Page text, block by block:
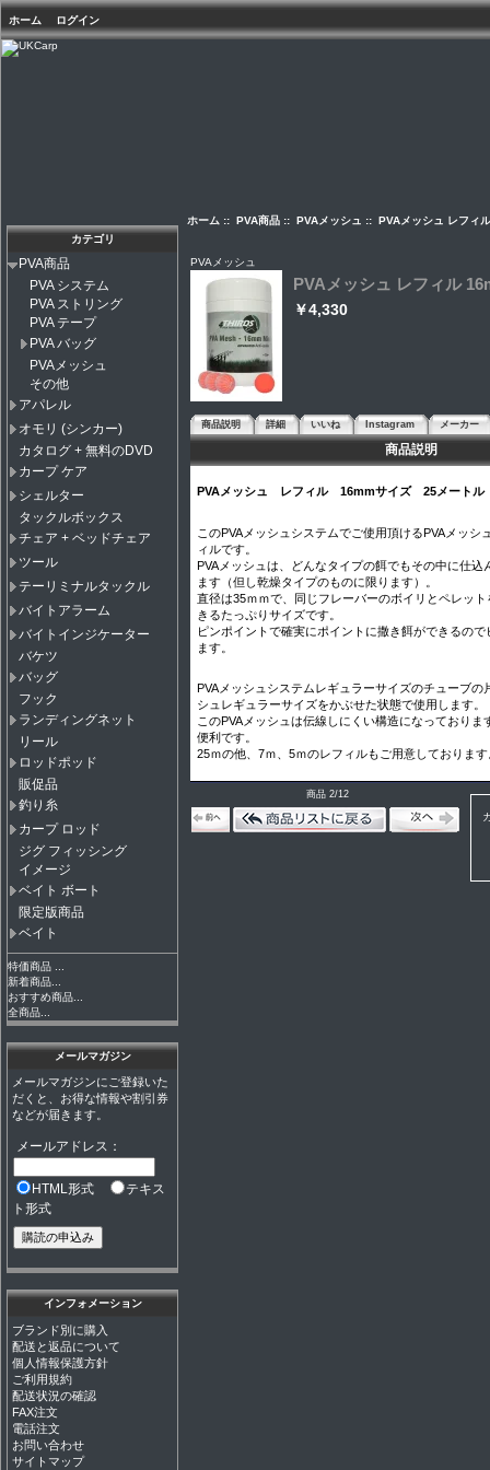
ホーム ログイン
カテゴリ
PVA商品
PVA システム
PVA ストリング
PVA テープ
PVA バッグ
PVAメッシュ
その他
アパレル
オモリ (シンカー)
カタログ + 無料のDVD
カープ ケア
シェルター
タックルボックス
チェア + ベッドチェア
ツール
テーリミナルタックル
バイトアラーム
バイトインジケーター
バケツ
バッグ
フック
ランディングネット
リール
ロッドポッド
販促品
釣り糸
カープ ロッド
ジグ フィッシング
イメージ
ベイト ボート
限定版商品
ベイト
特価商品 ...
新着商品...
おすすめ商品...
全商品...
メールマガジン
メールマガジンにご登録いた
だくと、お得な情報や割引券
などが届きます。
メールアドレス：
HTML形式
テキス
ト形式
インフォメーション
ブランド別に購入
配送と返品について
個人情報保護方針
ご利用規約
配送状況の確認
FAX注文
電話注文
お問い合わせ
サイトマップ
ホーム :: PVA商品:: PVAメッシュ :: PVAメッシュ レフィ
PVAメッシュ
PVAメッシュ レフィル
￥4,330
商品説明 詳細 いいね Instagram メーカー
商品説明
PVAメッシュ レフィル 16mmサイズ 25メートル
このPVAメッシュシステムでご使用頂けるPVAメッシ
ィルです。
PVAメッシュは、どんなタイプの餌でもその中に仕込
ます（但し乾燥タイプのものに限ります）。
直径は35ｍｍで、同じフレーバーのボイリとペレッ
きるたっぷりサイズです。
ピンポイントで確実にポイントに撒き餌ができるの
ます。
PVAメッシュシステムレギュラーサイズのチューブの
シュレギュラーサイズをかぶせた状態で使用します。
このPVAメッシュは伝線しにくい構造になっておりま
便利です。
25ｍの他、7ｍ、5ｍのレフィルもご用意しております
商品 2/12